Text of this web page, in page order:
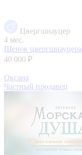
Цвергшнауцер
4 мес.
Щенок цвергшнауцера
40 000 ₽
Оксана
Частный продавец